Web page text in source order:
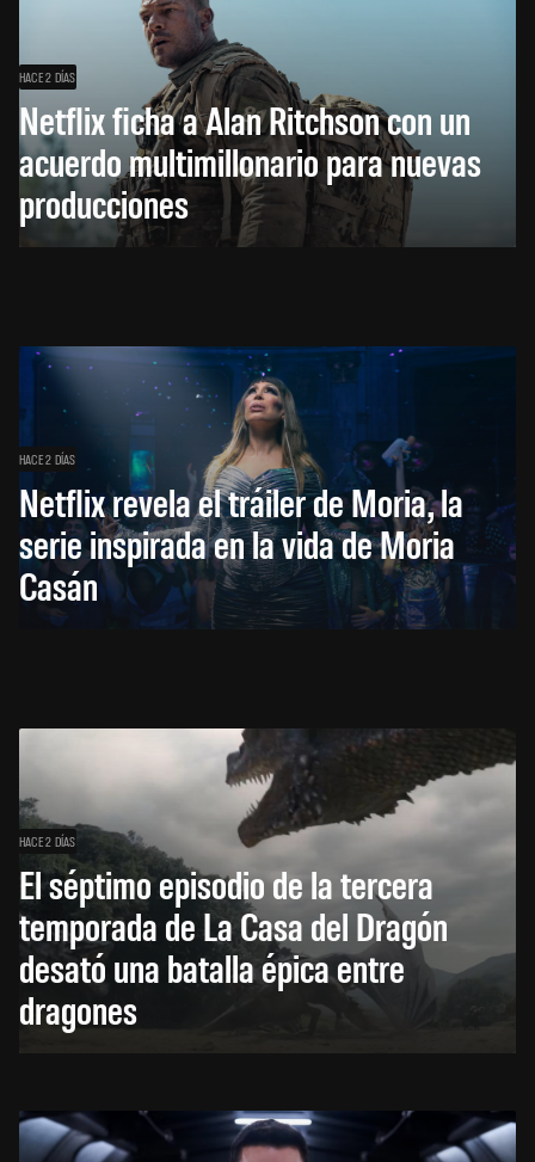
HACE 2 DÍAS
Netflix ficha a Alan Ritchson con un
acuerdo multimillonario para nuevas
producciones
HACE 2 DÍAS
Netflix revela el tráiler de Moria, la
serie inspirada en la vida de Moria
Casán
HACE 2 DÍAS
El séptimo episodio de la tercera
temporada de La Casa del Dragón
desató una batalla épica entre
dragones